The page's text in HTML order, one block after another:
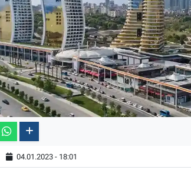
04.01.2023 - 18:01